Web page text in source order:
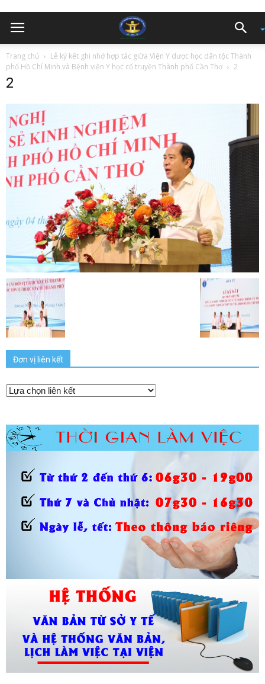
Trang chủ
Lễ ký kết ghi nhớ hợp tác giữa Viện Y dược học dân tộc Thành
phố Hồ Chí Minh và Bệnh viện Y học cổ truyền Thành phố Cần Thơ
2
2
Đơn vị liên kết